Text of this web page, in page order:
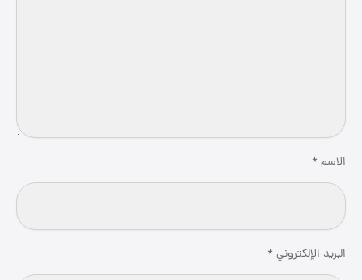
الاسم *
البريد الإلكتروني *